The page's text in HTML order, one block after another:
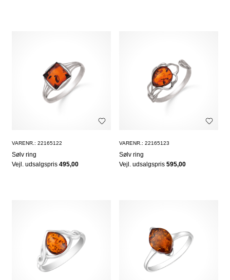
VARENR.: 22165122
Sølv ring
Vejl. udsalgspris 495,00
VARENR.: 22165123
Sølv ring
Vejl. udsalgspris595,00